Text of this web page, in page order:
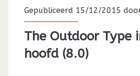
Gepubliceerd 15/12/2015
The Outdoor Type
hoofd (8.0)